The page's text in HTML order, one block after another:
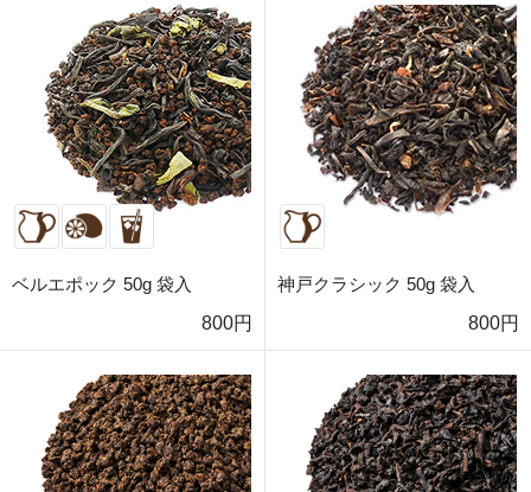
ベルエポック 50g 袋入
800円
神戸クラシック 50g 袋入
800円